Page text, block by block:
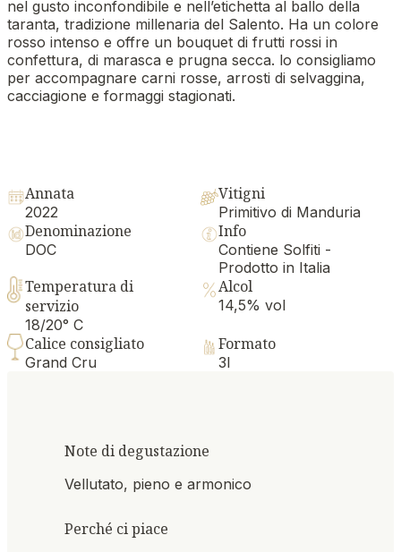
nel gusto inconfondibile e nell’etichetta al ballo della
taranta, tradizione millenaria del Salento. Ha un colore
rosso intenso e offre un bouquet di frutti rossi in
confettura, di marasca e prugna secca. lo consigliamo
per accompagnare carni rosse, arrosti di selvaggina,
cacciagione e formaggi stagionati.
Annata
2022
Vitigni
Primitivo di Manduria
Denominazione
DOC
Info
Contiene Solfiti -
Prodotto in Italia
Temperatura di
servizio
18/20° C
Alcol
14,5% vol
Calice consigliato
Grand Cru
Formato
3l
Note di degustazione
Vellutato, pieno e armonico
Perché ci piace